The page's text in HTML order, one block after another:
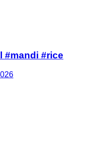
#mandi #rice